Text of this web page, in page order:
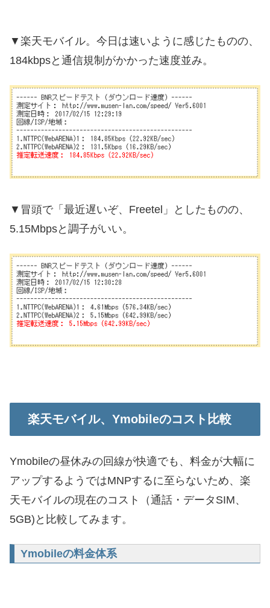
▼楽天モバイル。今日は速いように感じたものの、
184kbpsと通信規制がかかった速度並み。
▼冒頭で「最近遅いぞ、Freetel」としたものの、
5.15Mbpsと調子がいい。
楽天モバイル、Ymobileのコスト比較
Ymobileの昼休みの回線が快適でも、料金が大幅に
アップするようではMNPするに至らないため、楽
天モバイルの現在のコスト（通話・データSIM、
5GB)と比較してみます。
Ymobileの料金体系